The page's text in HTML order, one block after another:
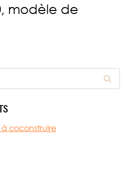
modèle de
coconstruire